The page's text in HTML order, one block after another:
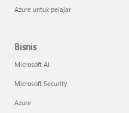
Azure untuk pelajar
Bisnis
Microsoft AI
Microsoft Security
Azure